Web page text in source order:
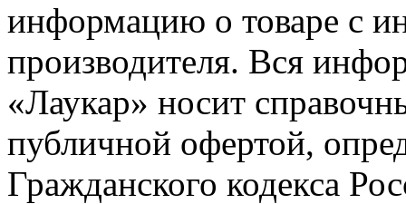
информацию о товаре с
производителя. Вся
«Лаукар» носит
публичной офертой,
Гражданского кодекса